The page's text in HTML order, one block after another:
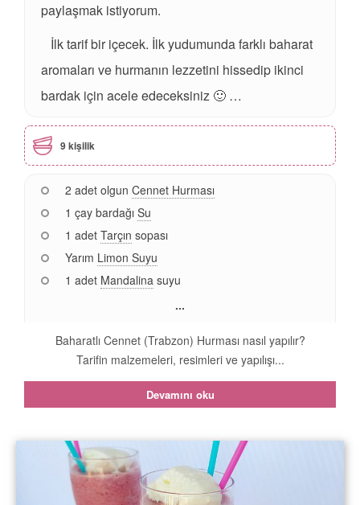
paylaşmak istiyorum.
İlk tarif bir içecek. İlk yudumunda farklı baharat
aromaları ve hurmanın lezzetini hissedip ikinci
bardak için acele edeceksiniz 🙂 …
9 kişilik
2 adet olgun Cennet Hurması
1 çay bardağı Su
1 adet Tarçın sopası
Yarım Limon Suyu
1 adet Mandalina suyu
...
Baharatlı Cennet (Trabzon) Hurması nasıl yapılır?
Tarifin malzemeleri, resimleri ve yapılışı...
Devamını oku